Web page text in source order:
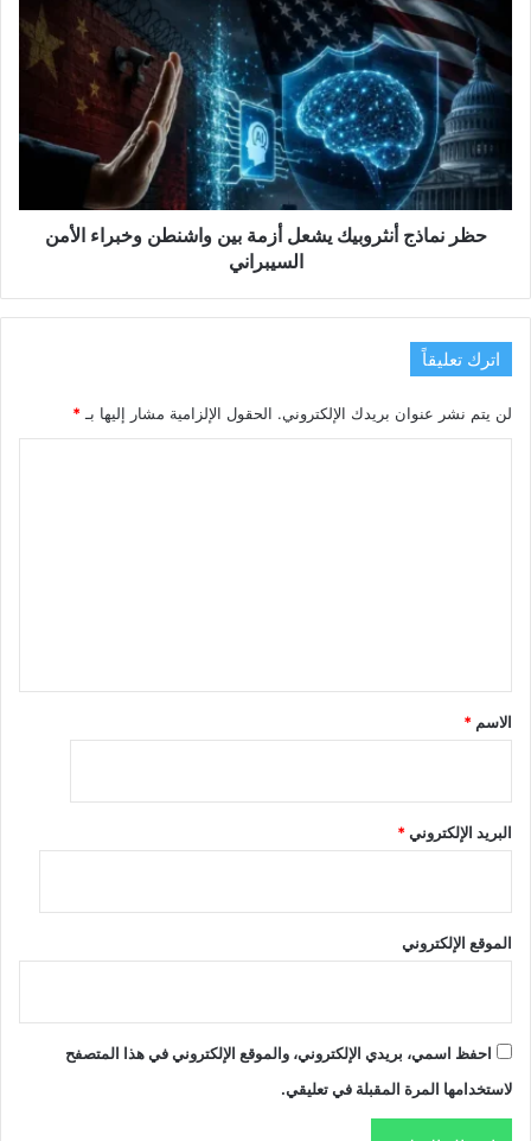
نماذج
أنثروبيك
يشعل
أزمة
واشنطن
وخبراء
الأمن
السيبراني
حظر نماذج أنثروبيك يشعل أزمة بين واشنطن وخبراء الأمن
السيبراني
اترك تعليقاً
لن يتم نشر عنوان بريدك الإلكتروني. الحقول الإلزامية مشار إليها بـ *
الاسم *
البريد الإلكتروني*
الموقع الإلكتروني
احفظ اسمي، بريدي الإلكتروني، والموقع الإلكتروني في هذا المتصفح
لاستخدامها المرة المقبلة في تعليقي.